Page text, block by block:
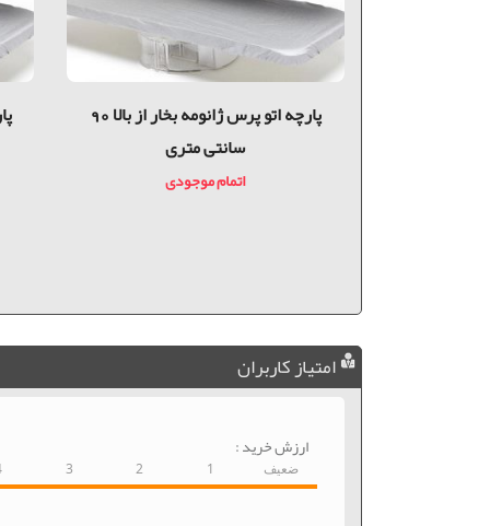
پارچه اتو پرس ژانومه بخار از بالا 90
سانتی متری
اتمام موجودی
امتیاز کاربران
ارزش خرید :
ضعیف 1
2
3